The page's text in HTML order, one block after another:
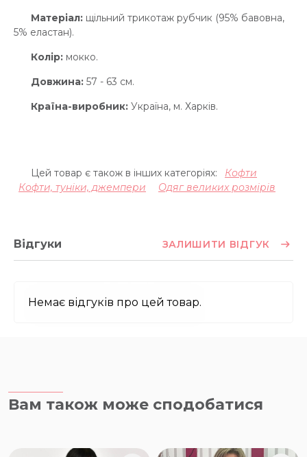
Матеріал: щільний трикотаж рубчик (95% бавовна,
5% еластан).
Колір: мокко.
Довжина: 57 - 63 см.
Країна-виробник: Україна, м. Харків.
Цей товар є також в інших категоріях:
Кофти
Кофти, туніки, джемпери
Одяг великих розмірів
Відгуки ЗАЛИШИТИ ВІДГУК
Немає відгуків про цей товар.
Вам також може сподобатися